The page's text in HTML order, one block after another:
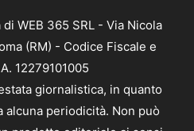
WEB 365 SRL - Via Nicola
(RM) - Codice Fiscale e
12279101005
giornalistica, in quanto
alcuna periodicità. Non può